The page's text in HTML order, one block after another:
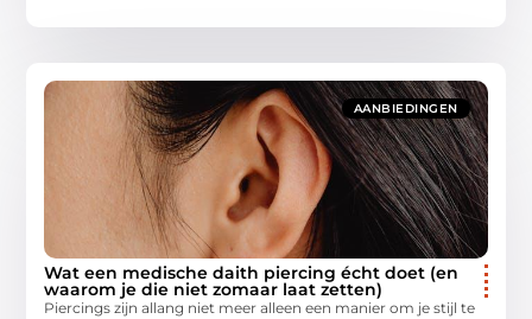
AANBIEDINGEN
Wat een medische daith piercing écht doet (en
waarom je die niet zomaar laat zetten)
Piercings zijn allang niet meer alleen een manier om je stijl te